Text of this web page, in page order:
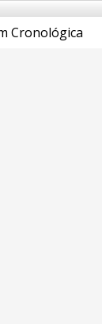
Cronológica